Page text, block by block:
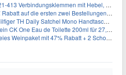
Verbindungsklemmen mit Hebel, 50 Stück für 14,99€
auf die ersten zwei Bestellungen für Neukunden
TH Daily Satchel Mono Handtasche für 73,97€
CK One Eau de Toilette 200ml für 27,99€
mit 47% Rabatt + 2 Schott Zwiesel Gläser GRATIS für 29,99€